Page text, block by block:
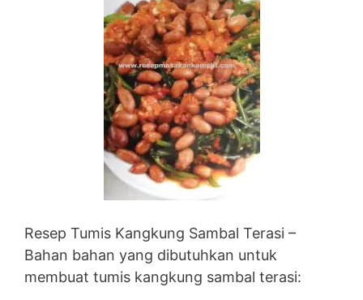
Resep Tumis Kangkung Sambal Terasi –
Bahan bahan yang dibutuhkan untuk
membuat tumis kangkung sambal terasi: